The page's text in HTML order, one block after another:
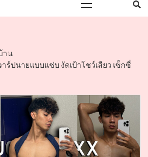
าน
าร์ปนายแบบแซ่บ งัดเป้าโชว์เสียว เซ็กซี่